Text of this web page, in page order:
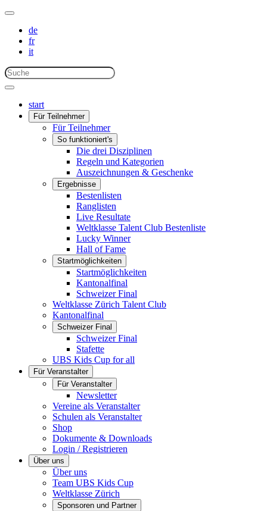
de
fr
it
start
Für Teilnehmer
Für Teilnehmer
So funktioniert's
Die drei Disziplinen
Regeln und Kategorien
Auszeichnungen & Geschenke
Ergebnisse
Bestenlisten
Ranglisten
Live Resultate
Weltklasse Talent Club Bestenliste
Lucky Winner
Hall of Fame
Startmöglichkeiten
Startmöglichkeiten
Kantonalfinal
Schweizer Final
Weltklasse Zürich Talent Club
Kantonalfinal
Schweizer Final
Schweizer Final
Stafette
UBS Kids Cup for all
Für Veranstalter
Für Veranstalter
Newsletter
Vereine als Veranstalter
Schulen als Veranstalter
Shop
Dokumente & Downloads
Login / Registrieren
Über uns
Über uns
Team UBS Kids Cup
Weltklasse Zürich
Sponsoren und Partner